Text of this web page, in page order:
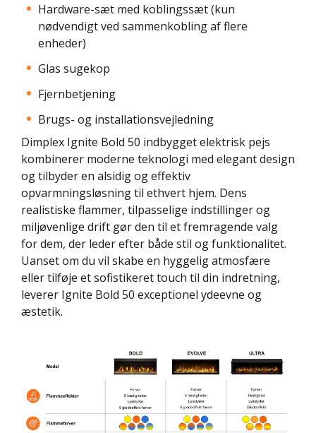
Hardware-sæt med koblingssæt (kun
nødvendigt ved sammenkobling af flere
enheder)
Glas sugekop
Fjernbetjening
Brugs- og installationsvejledning
Dimplex Ignite Bold 50 indbygget elektrisk pejs
kombinerer moderne teknologi med elegant design
og tilbyder en alsidig og effektiv
opvarmningsløsning til ethvert hjem. Dens
realistiske flammer, tilpasselige indstillinger og
miljøvenlige drift gør den til et fremragende valg
for dem, der leder efter både stil og funktionalitet.
Uanset om du vil skabe en hyggelig atmosfære
eller tilføje et sofistikeret touch til din indretning,
leverer Ignite Bold 50 exceptionel ydeevne og
æstetik.